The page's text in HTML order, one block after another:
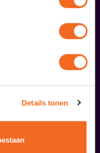
Details tonen